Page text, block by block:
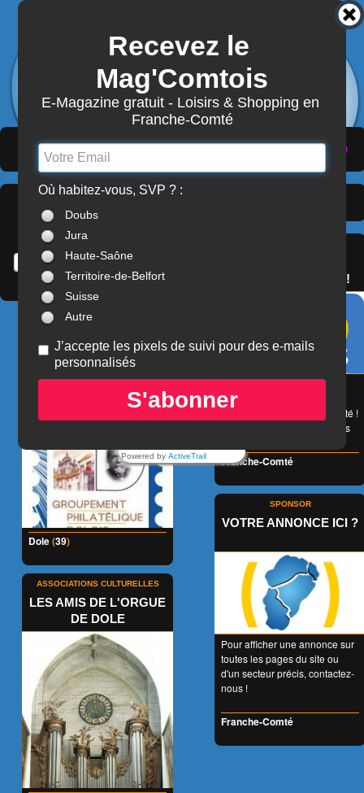
Franche-Comté
3803
7870
Abonnement Mag'Comtois
(ACTUALITÉS) (ANNUAIRE) (MON COMPTE )
Associations culturelles
> Franche-Comté
ASSOCIATIONS CULTURELLES
GROUPEMENT
PHILATÉLIQUE DOLOIS
Dole(39)
ASSOCIATIONS CULTURELLES
LES AMIS DE L'ORGUE
DE DOLE
LE PASS'COMTOIS !
😉 LA carte de réduction
accessible à tous et valable
1 an entier en Franche-Comté !
👍 + de 350 Partenaires dans
Franche-Comté
SPONSOR
VOTRE ANNONCE ICI ?
Pour afficher une annonce sur
toutes les pages du site ou
d'un secteur précis, contactez-
nous !
Franche-Comté
Recevez le
Mag'Comtois
E-Magazine gratuit - Loisirs & Shopping en
Franche-Comté
Où habitez-vous, SVP ? :
Doubs
Jura
Haute-Saône
Territoire-de-Belfort
Suisse
Autre
J’accepte les pixels de suivi pour des e-mails
personnalisés
S'abonner
Powered by ActiveTrail